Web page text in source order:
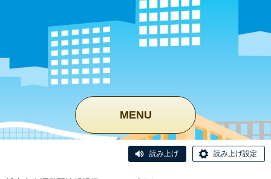
MENU
読み上げ 読み上げ設定